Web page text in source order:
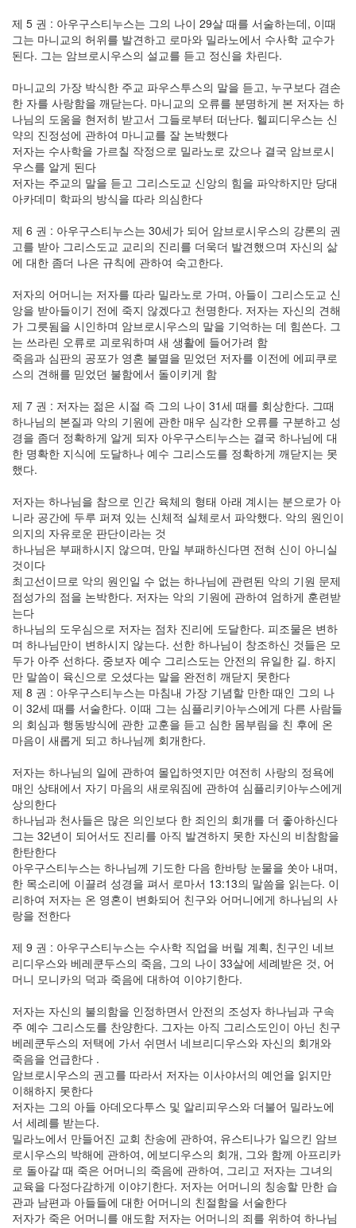
제 5 권 : 아우구스티누스는 그의 나이 29살 때를 서술하는데, 이때
그는 마니교의 허위를 발견하고 로마와 밀라노에서 수사학 교수가
된다. 그는 암브로시우스의 설교를 듣고 정신을 차린다.
마니교의 가장 박식한 주교 파우스투스의 말을 듣고, 누구보다 겸손
한 자를 사랑함을 깨닫는다. 마니교의 오류를 분명하게 본 저자는 하
나님의 도움을 현저히 받고서 그들로부터 떠난다. 헬피디우스는 신
약의 진정성에 관하여 마니교를 잘 논박했다
저자는 수사학을 가르칠 작정으로 밀라노로 갔으나 결국 암브로시
우스를 알게 된다
저자는 주교의 말을 듣고 그리스도교 신앙의 힘을 파악하지만 당대
아카데미 학파의 방식을 따라 의심한다
제 6 권 : 아우구스티누스는 30세가 되어 암브로시우스의 강론의 권
고를 받아 그리스도교 교리의 진리를 더욱더 발견했으며 자신의 삶
에 대한 좀더 나은 규칙에 관하여 숙고한다.
저자의 어머니는 저자를 따라 밀라노로 가며, 아들이 그리스도교 신
앙을 받아들이기 전에 죽지 않겠다고 천명한다. 저자는 자신의 견해
가 그릇됨을 시인하며 암브로시우스의 말을 기억하는 데 힘쓴다. 그
는 쓰라린 오류로 괴로워하며 새 생활에 들어가려 함
죽음과 심판의 공포가 영혼 불멸을 믿었던 저자를 이전에 에피쿠로
스의 견해를 믿었던 불함에서 돌이키게 함
제 7 권 : 저자는 젊은 시절 즉 그의 나이 31세 때를 회상한다. 그때
하나님의 본질과 악의 기원에 관한 매우 심각한 오류를 구분하고 성
경을 좀더 정확하게 알게 되자 아우구스티누스는 결국 하나님에 대
한 명확한 지식에 도달하나 예수 그리스도를 정확하게 깨닫지는 못
했다.
저자는 하나님을 참으로 인간 육체의 형태 아래 계시는 분으로가 아
니라 공간에 두루 퍼져 있는 신체적 실체로서 파악했다. 악의 원인이
의지의 자유로운 판단이라는 것
하나님은 부패하시지 않으며, 만일 부패하신다면 전혀 신이 아니실
것이다
최고선이므로 악의 원인일 수 없는 하나님에 관련된 악의 기원 문제
점성가의 점을 논박한다. 저자는 악의 기원에 관하여 엄하게 훈련받
는다
하나님의 도우심으로 저자는 점차 진리에 도달한다. 피조물은 변하
며 하나님만이 변하시지 않는다. 선한 하나님이 창조하신 것들은 모
두가 아주 선하다. 중보자 예수 그리스도는 안전의 유일한 길. 하지
만 말씀이 육신으로 오셨다는 말을 완전히 깨닫지 못한다
제 8 권 : 아우구스티누스는 마침내 가장 기념할 만한 때인 그의 나
이 32세 때를 서술한다. 이때 그는 심플리키아누스에게 다른 사람들
의 회심과 행동방식에 관한 교훈을 듣고 심한 몸부림을 친 후에 온
마음이 새롭게 되고 하나님께 회개한다.
저자는 하나님의 일에 관하여 몰입하엿지만 여전히 사랑의 정욕에
매인 상태에서 자기 마음의 새로워짐에 관하여 심플리키아누스에게
상의한다
하나님과 천사들은 많은 의인보다 한 죄인의 회개를 더 좋아하신다
그는 32년이 되어서도 진리를 아직 발견하지 못한 자신의 비참함을
한탄한다
아우구스티누스는 하나님께 기도한 다음 한바탕 눈물을 쏫아 내며,
한 목소리에 이끌려 성경을 펴서 로마서 13:13의 말씀을 읽는다. 이
리하여 저자는 온 영혼이 변화되어 친구와 어머니에게 하나님의 사
랑을 전한다
제 9 권 : 아우구스티누스는 수사학 직업을 버릴 계획, 친구인 네브
리디우스와 베레쿤두스의 죽음, 그의 나이 33살에 세례받은 것, 어
머니 모니카의 덕과 죽음에 대하여 이야기한다.
저자는 자신의 불의함을 인정하면서 안전의 조성자 하나님과 구속
주 예수 그리스도를 찬양한다. 그자는 아직 그리스도인이 아닌 친구
베레쿤두스의 저택에 가서 쉬면서 네브리디우스와 자신의 회개와
죽음을 언급한다 .
암브로시우스의 권고를 따라서 저자는 이사야서의 예언을 읽지만
이해하지 못한다
저자는 그의 아들 아데오다투스 및 알리피우스와 더불어 밀라노에
서 세례를 받는다.
밀라노에서 만들어진 교회 찬송에 관하여, 유스티나가 일으킨 암브
로시우스의 박해에 관하여, 에보디우스의 회개, 그와 함께 아프리카
로 돌아갈 때 죽은 어머니의 죽음에 관하여, 그리고 저자는 그녀의
교육을 다정다감하게 이야기한다. 저자는 어머니의 칭송할 만한 습
관과 남편과 아들들에 대한 어머니의 친절함을 서술한다
저자가 죽은 어머니를 애도함 저자는 어머니의 죄를 위하여 하나님